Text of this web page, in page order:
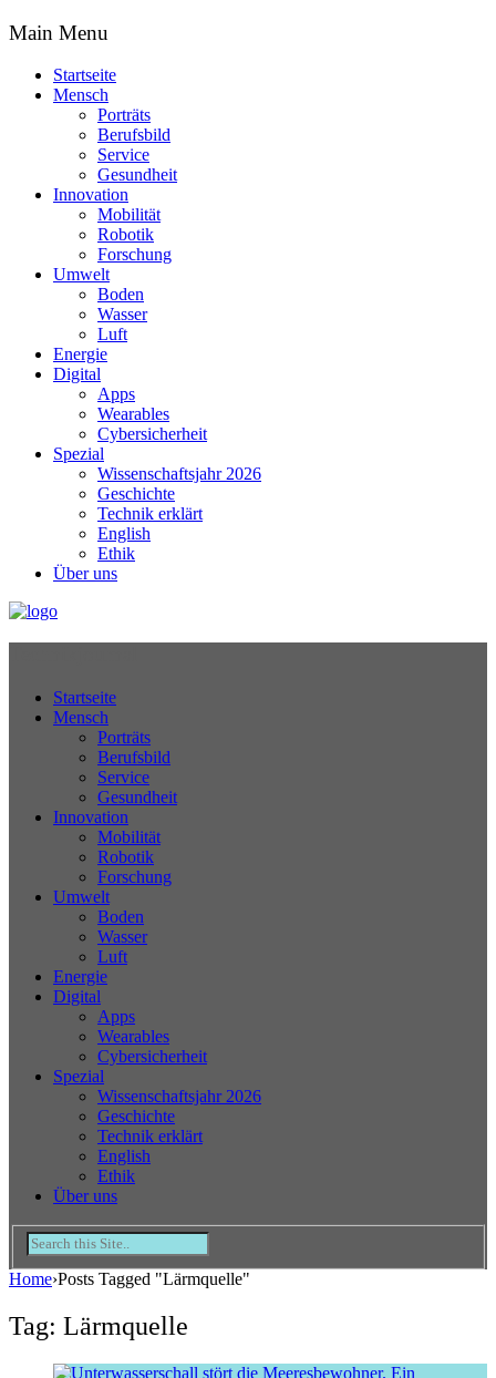
Main Menu
Startseite
Mensch
Porträts
Berufsbild
Service
Gesundheit
Innovation
Mobilität
Robotik
Forschung
Umwelt
Boden
Wasser
Luft
Energie
Digital
Apps
Wearables
Cybersicherheit
Spezial
Wissenschaftsjahr 2026
Geschichte
Technik erklärt
English
Ethik
Über uns
Startseite
Mensch
Porträts
Berufsbild
Service
Gesundheit
Innovation
Mobilität
Robotik
Forschung
Umwelt
Boden
Wasser
Luft
Energie
Digital
Apps
Wearables
Cybersicherheit
Spezial
Wissenschaftsjahr 2026
Geschichte
Technik erklärt
English
Ethik
Über uns
Home›Posts Tagged "Lärmquelle"
Tag: Lärmquelle